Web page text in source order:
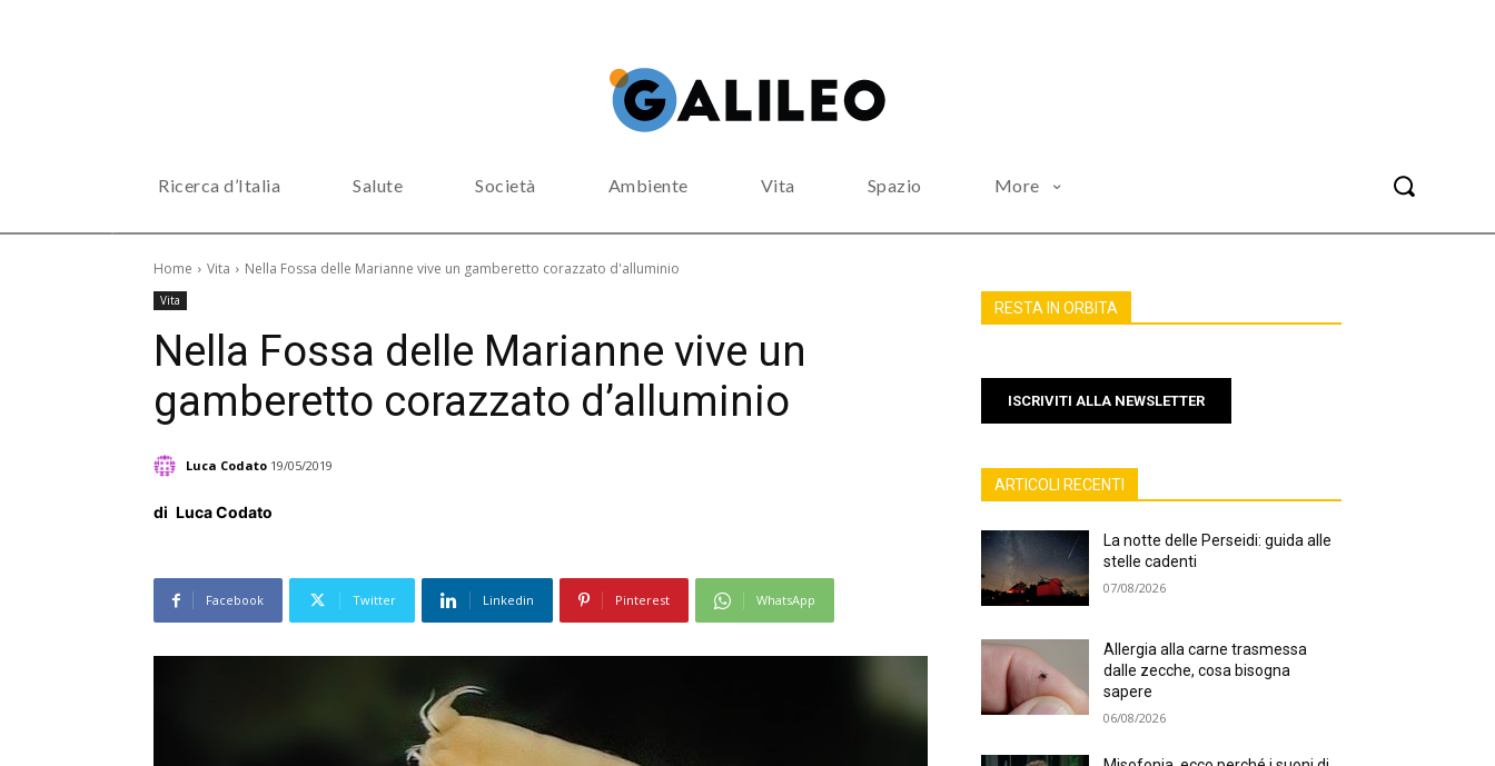
Ricerca d’Italia Salute Società Ambiente Vita Spazio More
Home Vita Nella Fossa delle Marianne vive un gamberetto corazzato d'alluminio
Vita
Nella Fossa delle Marianne vive un
gamberetto corazzato d’alluminio
Luca Codato 19/05/2019
di Luca Codato
Facebook Twitter Linkedin Pinterest WhatsApp
RESTA IN ORBITA
ISCRIVITI ALLA NEWSLETTER
ARTICOLI RECENTI
La notte delle Perseidi: guida alle
stelle cadenti
07/08/2026
Allergia alla carne trasmessa
dalle zecche, cosa bisogna
sapere
06/08/2026